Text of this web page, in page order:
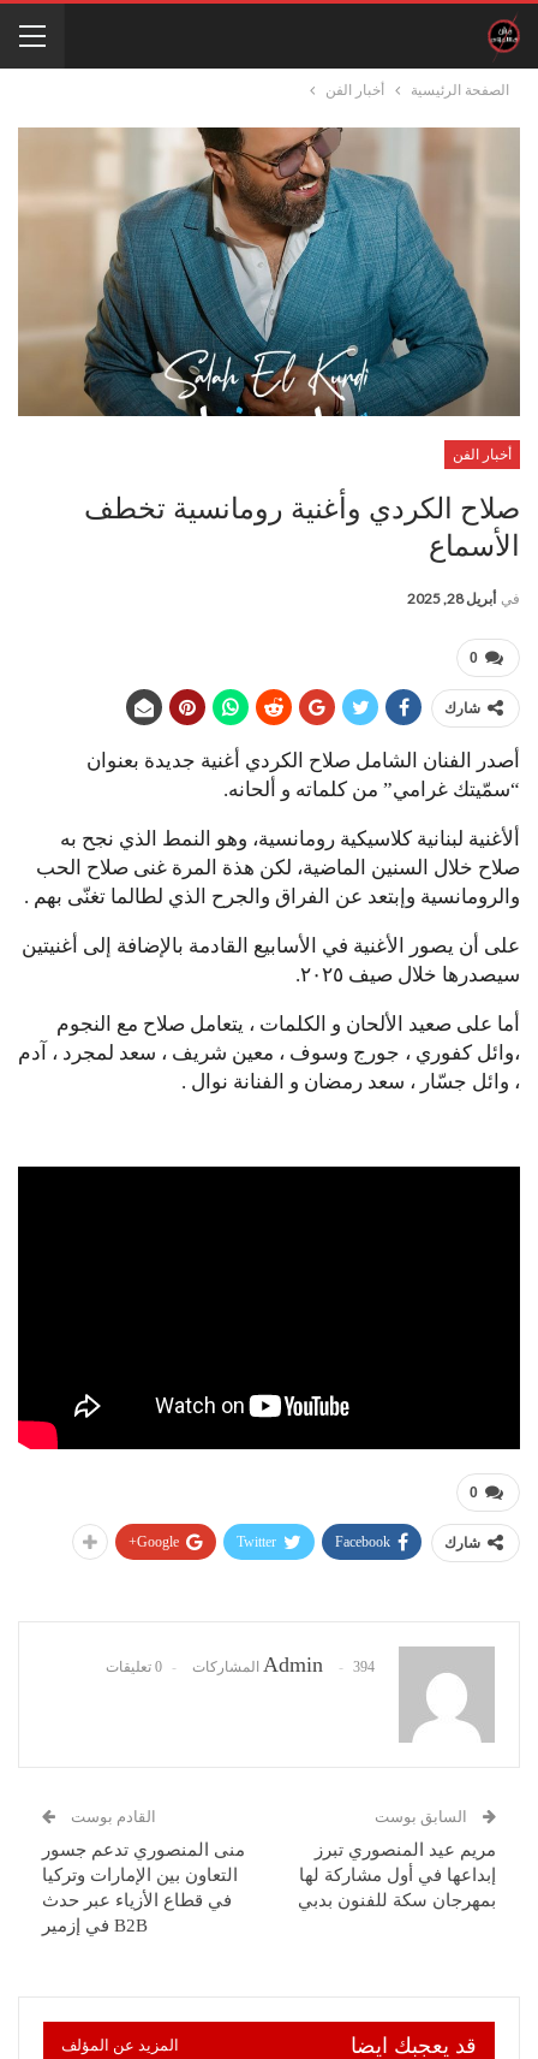
الصفحة الرئيسية أخبار الفن
أخبار الفن
صلاح الكردي وأغنية رومانسية تخطف
الأسماع
في أبريل 28, 2025
0
شارك
أصدر الفنان الشامل صلاح الكردي أغنية جديدة بعنوان
“سمّيتك غرامي” من كلماته و ألحانه.
ألأغنية لبنانية كلاسيكية رومانسية، وهو النمط الذي نجح به
صلاح خلال السنين الماضية، لكن هذة المرة غنى صلاح الحب
والرومانسية وإبتعد عن الفراق والجرح الذي لطالما تغنّى بهم .
على أن يصور الأغنية في الأسابيع القادمة بالإضافة إلى أغنيتين
سيصدرها خلال صيف ٢٠٢٥.
أما على صعيد الألحان و الكلمات ، يتعامل صلاح مع النجوم
،وائل كفوري ، جورج وسوف ، معين شريف ، سعد لمجرد ، آدم
، وائل جسّار ، سعد رمضان و الفنانة نوال .
0
شارك Facebook
Twitter
Google+
Admin 394 المشاركات 0 تعليقات
السابق بوست
مريم عيد المنصوري تبرز
إبداعها في أول مشاركة لها
بمهرجان سكة للفنون بدبي
القادم بوست
منى المنصوري تدعم جسور
التعاون بين الإمارات وتركيا
في قطاع الأزياء عبر حدث
B2B في إزمير
قد يعجبك ايضا المزيد عن المؤلف